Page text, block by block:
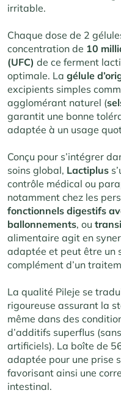
irritable.
Chaque dose de 2
concentration de 10
(UFC) de ce ferment
optimale. La gélule
excipients simples
agglomérant naturel (
garantit une bonne
adaptée à un usage
Conçu pour s’intégrer
soins global, Lactiplus
contrôle médical ou
notamment chez les
fonctionnels digestifs
ballonnements, ou
alimentaire agit en
adaptée et peut être un
complément d’un
La qualité Pileje se
rigoureuse assurant la
même dans des
d’additifs superflus
artificiels). La boîte de
adaptée pour une prise
favorisant ainsi une
intestinal.